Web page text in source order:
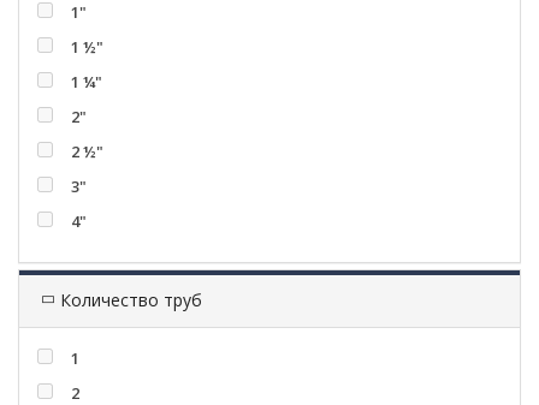
1"
1 ½"
1 ¼"
2"
2 ½"
3"
4"
Количество труб
1
2